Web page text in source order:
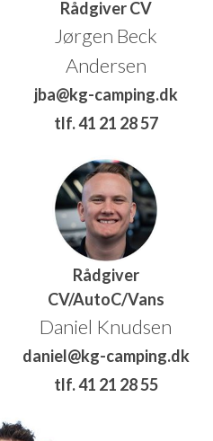
Rådgiver CV
Jørgen Beck
Andersen
jba@kg-camping.dk
tlf. 41 21 28 57
Rådgiver
CV/AutoC/Vans
Daniel Knudsen
daniel@kg-camping.dk
tlf. 41 21 28 55